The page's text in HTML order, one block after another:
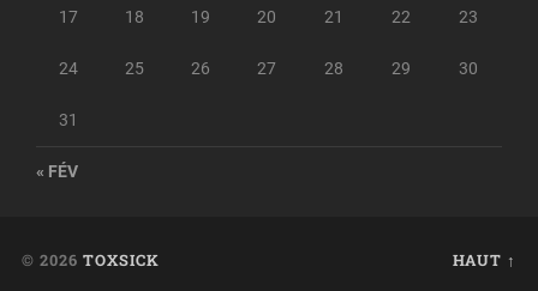
17 18 19 20 21 22 23
24 25 26 27 28 29 30
31
« FÉV
© 2026 TOXSICK HAUT ↑